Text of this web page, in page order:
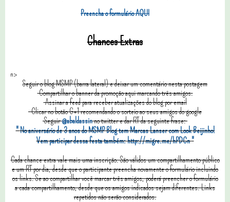
Preencha o formulário AQUI
Chances Extras
n>
Seguir o blog MSMP (barra lateral) e deixar um comentário nesta postagem
Compartilhar o banner da promoção aqui marcando três amigos.
Assinar a feed para receber atualizações do blog por email
Clicar no botão G+1 recomendando o sorteio ao seus amigos do google
Seguir@abaldassinno twitter e dar RT da seguinte frase:
"No aniversário de 3 anos do MSMP Blog tem Marcas Lanser com Look Beijinho!
Vem participar dessa festa também:http://migre.me/hPDCn"
Cada chance extra vale mais uma inscrição. São válidos um compartilhamento público
e um RT por dia, desde que o participante preencha novamente o formulário incluindo
os links. Se ao compartilhar você marcar três amigos, poderá preencher o formulário
a cada compartilhamento, desde que os amigos indicados sejam diferentes. Links
repetidos não serão considerados.